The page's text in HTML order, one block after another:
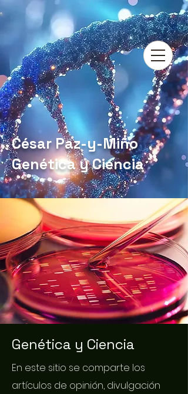
César Paz-y-Miño
Genética y Ciencia
Genética y Ciencia
En este sitio se comparte los
artículos de opinión, divulgación